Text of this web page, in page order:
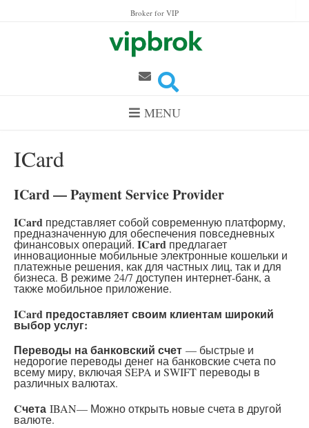
Broker for VIP
MENU
ICard
ICard— Payment Service Provider
ICard представляет собой современную платформу,
предназначенную для обеспечения повседневных
финансовых операций. ICard предлагает
инновационные мобильные электронные кошельки и
платежные решения, как для частных лиц, так и для
бизнеса. В режиме 24/7 доступен интернет-банк, а
также мобильное приложение.
ICard предоставляет своим клиентам широкий
выбор услуг:
Переводы на банковский счет — быстрые и
недорогие переводы денег на банковские счета по
всему миру, включая SEPA и SWIFT переводы в
различных валютах.
Cчета IBAN— Можно открыть новые счета в другой
валюте.